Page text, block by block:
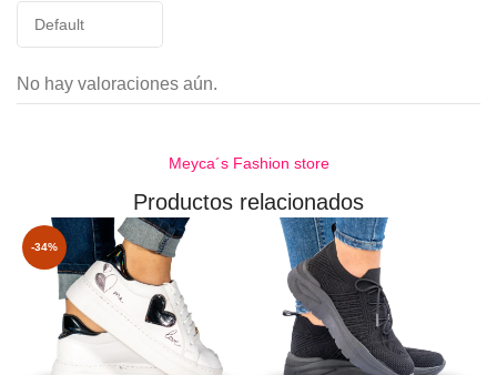
No hay valoraciones aún.
Meyca´s Fashion store
Productos relacionados
-34%